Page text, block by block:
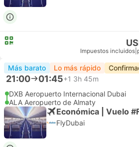
Impuestos incluidos
Más barato Lo más rápido
21:00 01:45+1 3h 45m
DXB Aeropuerto Internacional Dubai
ALA Aeropuerto de Almaty
Económica | Vuelo
FlyDubai